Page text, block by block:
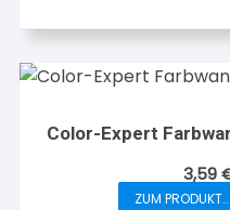
Color-Expert
3,59
ZUM PRODUKT...